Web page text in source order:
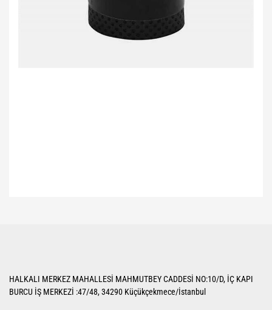
Ürün açıklamasında eksik bilgiler bulunuyor.
HALKALI MERKEZ MAHALLESİ MAHMUTBEY CADDESİ NO:10/D, İÇ KAPI
BURCU İŞ MERKEZİ :47/48, 34290 Küçükçekmece/İstanbul